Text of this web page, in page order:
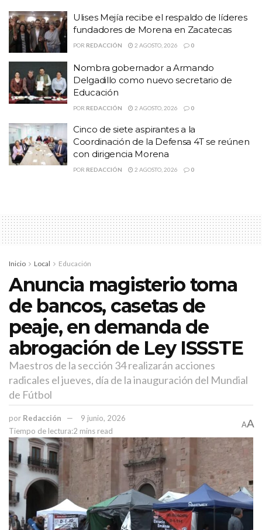
PRD refirió que ante esta falta el paso a seguir es la suspensión
del alcalde, ya que se inciaron los procesos correspondientes ante
la Fiscalía General de Justicia del Estado (FGJEZ) y el Órgano
Interno de Control del Ayuntamiento.
Temas: Lo Mas Destacado
Ulises Mejía recibe el respaldo de líderes
fundadores de Morena en Zacatecas
POR REDACCIÓN 2 AGOSTO, 2026 0
Nombra gobernador a Armando
Delgadillo como nuevo secretario de
Educación
POR REDACCIÓN 2 AGOSTO, 2026 0
Cinco de siete aspirantes a la
Coordinación de la Defensa 4T se reúnen
con dirigencia Morena
POR REDACCIÓN 2 AGOSTO, 2026 0
Inicio Local Educación
Anuncia magisterio toma
de bancos, casetas de
peaje, en demanda de
abrogación de Ley ISSSTE
Maestros de la sección 34 realizarán acciones
radicales el jueves, día de la inauguración del Mundial
de Fútbol
por Redacción
9 junio, 2026
Tiempo de lectura:2 mins read
AA